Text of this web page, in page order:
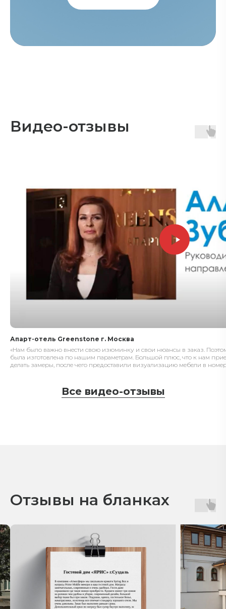
Видео-отзывы
Апарт-отель Greenstone г. Москва
«Нам было важно внести свою изюминку и свои нюансы в заказ.
была изготовлена по нашим параметрам. Большой плюс, что к нам
делать замеры, после чего предоставили визуализацию мебели в
Все видео-отзывы
Отзывы на бланках